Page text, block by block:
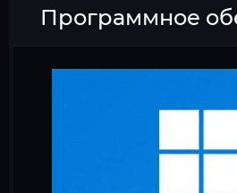
Программное